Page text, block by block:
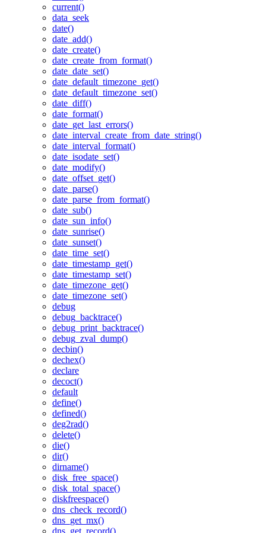
current()
data_seek
date()
date_add()
date_create()
date_create_from_format()
date_date_set()
date_default_timezone_get()
date_default_timezone_set()
date_diff()
date_format()
date_get_last_errors()
date_interval_create_from_date_string()
date_interval_format()
date_isodate_set()
date_modify()
date_offset_get()
date_parse()
date_parse_from_format()
date_sub()
date_sun_info()
date_sunrise()
date_sunset()
date_time_set()
date_timestamp_get()
date_timestamp_set()
date_timezone_get()
date_timezone_set()
debug
debug_backtrace()
debug_print_backtrace()
debug_zval_dump()
decbin()
dechex()
declare
decoct()
default
define()
defined()
deg2rad()
delete()
die()
dir()
dirname()
disk_free_space()
disk_total_space()
diskfreespace()
dns_check_record()
dns_get_mx()
dns_get_record()